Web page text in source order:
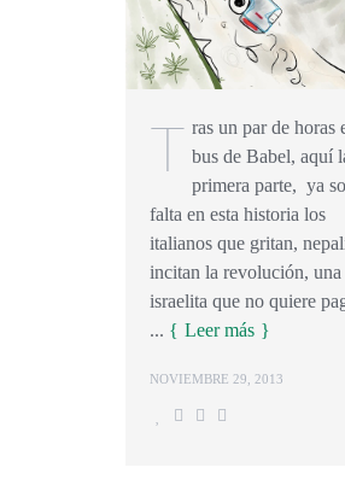
T ras un par de horas
bus de Babel, aquí
primera parte, ya
falta en esta historia los
italianos que gritan,
incitan la revolución, una
israelita que no quiere
...
Leer más
NOVIEMBRE 29, 2013